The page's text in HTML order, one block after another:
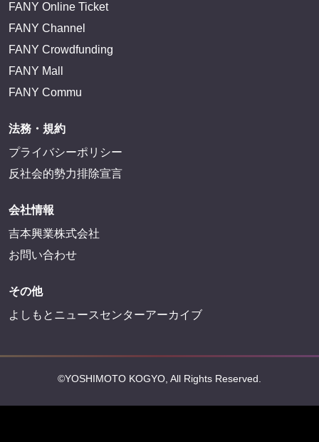
FANY Online Ticket
FANY Channel
FANY Crowdfunding
FANY Mall
FANY Commu
法務・規約
プライバシーポリシー
反社会的勢力排除宣言
会社情報
吉本興業株式会社
お問い合わせ
その他
よしもとニュースセンターアーカイブ
©YOSHIMOTO KOGYO, All Rights Reserved.